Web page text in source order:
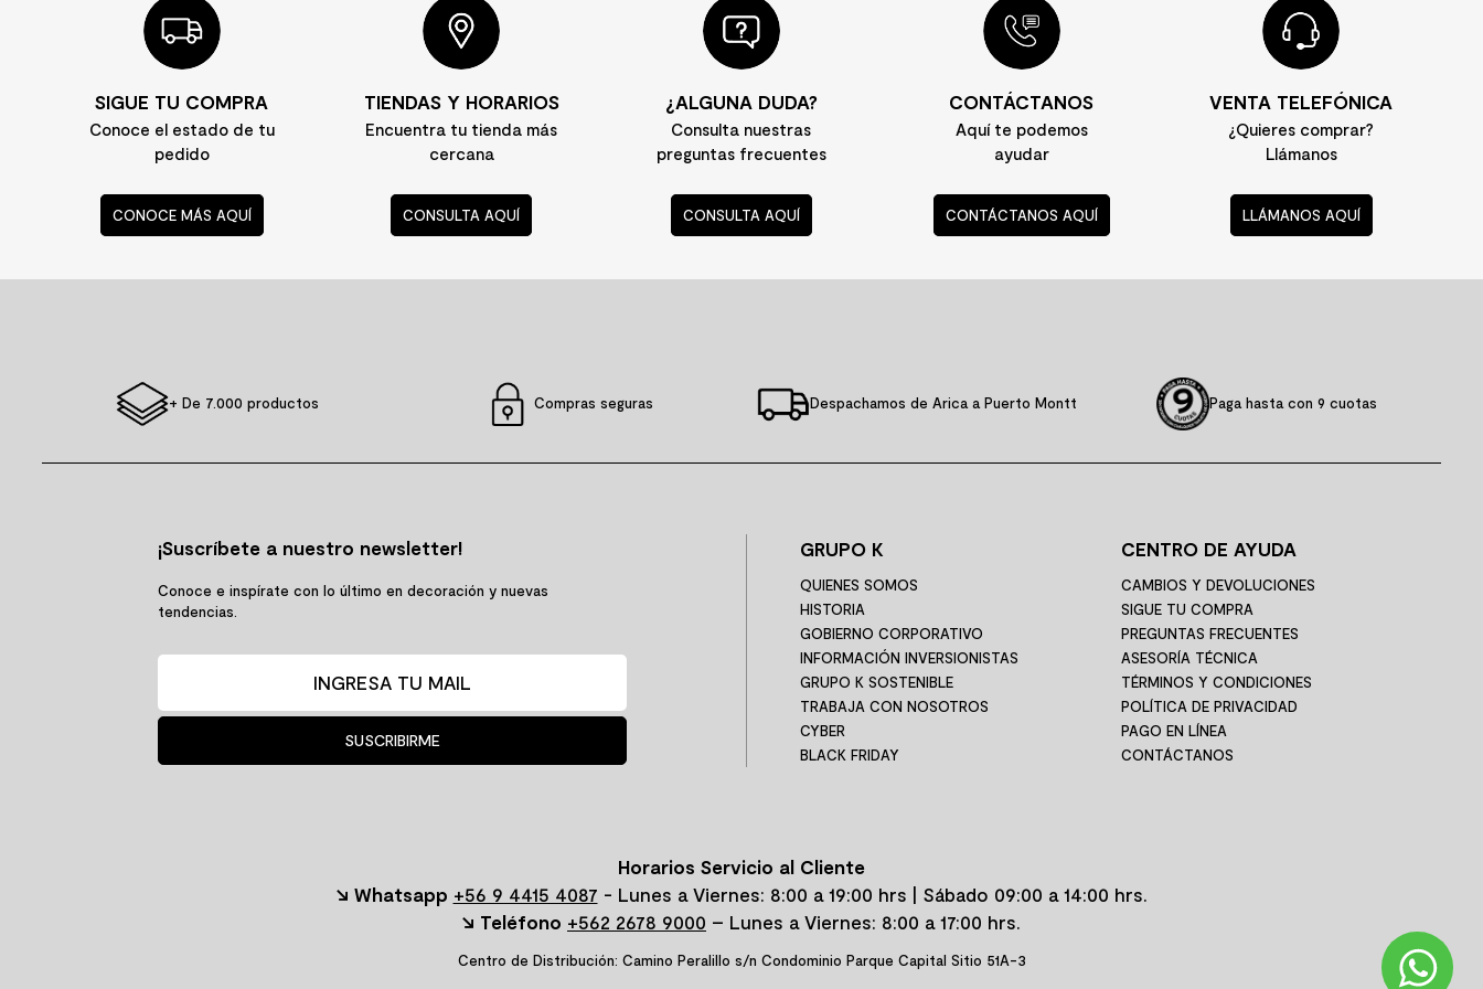
8 receptaculo
spc
10 columna ducha
SIGUE TU COMPRA
Conoce el estado de tu
pedido
CONOCE MÁS AQUÍ
TIENDAS Y HORARIOS
Encuentra tu tienda más
cercana
CONSULTA AQUÍ
¿ALGUNA DUDA?
Consulta nuestras
preguntas frecuentes
CONSULTA AQUÍ
CONTÁCTANOS
Aquí te podemos
ayudar
CONTÁCTANOS AQUÍ
VENTA TELEFÓNICA
¿Quieres comprar?
Llámanos
LLÁMANOS AQUÍ
+ De 7.000 productos Compras seguras Despachamos de Arica a Puerto Montt Paga hasta con 9 cuotas
¡Suscríbete a nuestro newsletter!
Conoce e inspírate con lo último en decoración y nuevas
tendencias.
SUSCRIBIRME
GRUPO K
QUIENES SOMOS
HISTORIA
GOBIERNO CORPORATIVO
INFORMACIÓN INVERSIONISTAS
GRUPO K SOSTENIBLE
TRABAJA CON NOSOTROS
CYBER
BLACK FRIDAY
CENTRO DE AYUDA
CAMBIOS Y DEVOLUCIONES
SIGUE TU COMPRA
PREGUNTAS FRECUENTES
ASESORÍA TÉCNICA
TÉRMINOS Y CONDICIONES
POLÍTICA DE PRIVACIDAD
PAGO EN LÍNEA
CONTÁCTANOS
Horarios Servicio al Cliente
↘ Whatsapp +56 9 4415 4087 - Lunes a Viernes: 8:00 a 19:00 hrs | Sábado 09:00 a 14:00 hrs.
↘ Teléfono +562 2678 9000 – Lunes a Viernes: 8:00 a 17:00 hrs.
Centro de Distribución: Camino Peralillo s/n Condominio Parque Capital Sitio 51A-3